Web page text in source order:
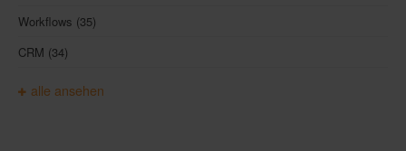
Workflows (35)
CRM (34)
alle ansehen